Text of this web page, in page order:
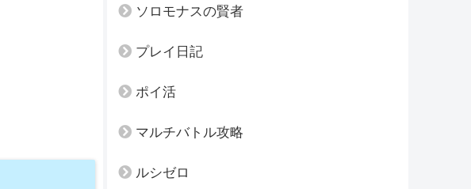
ソロモナスの賢者
プレイ日記
ポイ活
マルチバトル攻略
ルシゼロ